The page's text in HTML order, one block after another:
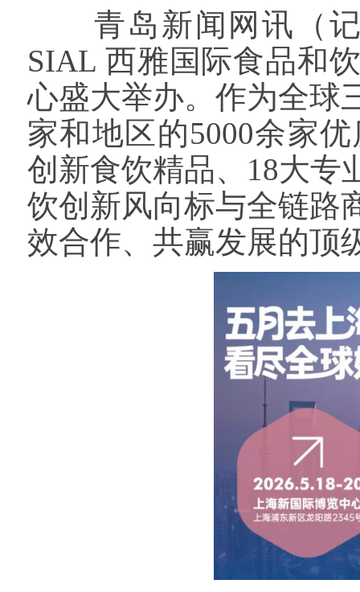
青岛新闻网讯（记
SIAL 西雅国际食品和
心盛大举办。作为全球
家和地区的5000余家
创新食饮精品、18大专
饮创新风向标与全链路
效合作、共赢发展的顶